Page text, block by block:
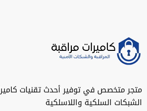
متخصص في توفير أحدث تقنيات
السلكية واللاسلكية